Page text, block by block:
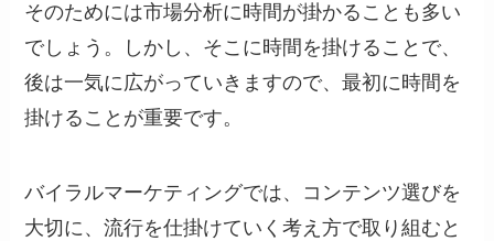
そのためには市場分析に時間が掛かることも多い
でしょう。しかし、そこに時間を掛けることで、
後は一気に広がっていきますので、最初に時間を
掛けることが重要です。
バイラルマーケティングでは、コンテンツ選びを
大切に、流行を仕掛けていく考え方で取り組むと